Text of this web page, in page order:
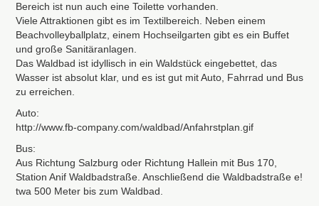
Bereich ist nun auch eine Toilette vorhanden.
Viele Attraktionen gibt es im Textilbereich. Neben einem
Beachvolleyballplatz, einem Hochseilgarten gibt es ein Buffet
und große Sanitäranlagen.
Das Waldbad ist idyllisch in ein Waldstück eingebettet, das
Wasser ist absolut klar, und es ist gut mit Auto, Fahrrad und Bus
zu erreichen.
Auto:
http://www.fb-company.com/waldbad/Anfahrstplan.gif
Bus:
Aus Richtung Salzburg oder Richtung Hallein mit Bus 170,
Station Anif Waldbadstraße. Anschließend die Waldbadstraße e!
twa 500 Meter bis zum Waldbad.